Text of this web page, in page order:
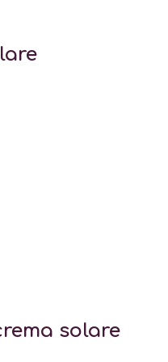
solare